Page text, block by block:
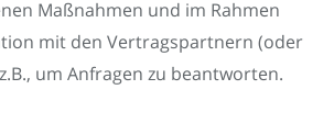
Maßnahmen und im Rahmen
mit den Vertragspartnern (oder
um Anfragen zu beantworten.